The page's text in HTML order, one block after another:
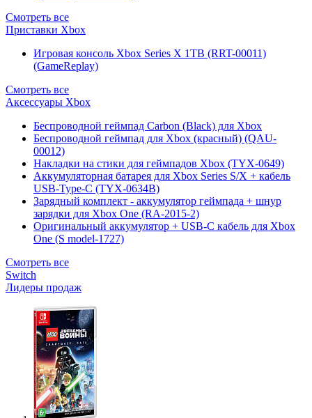
Смотреть все
Приставки Xbox
Игровая консоль Xbox Series X 1TB (RRT-00011)
(GameReplay)
Смотреть все
Аксессуары Xbox
Беспроводной геймпад Carbon (Black) для Xbox
Беспроводной геймпад для Xbox (красный) (QAU-
00012)
Накладки на стики для геймпадов Xbox (TYX-0649)
Аккумуляторная батарея для Xbox Series S/X + кабель
USB-Type-C (TYX-0634B)
Зарядный комплект - аккумулятор геймпада + шнур
зарядки для Xbox One (RA-2015-2)
Оригинальный аккумулятор + USB-C кабель для Xbox
One (S model-1727)
Смотреть все
Switch
Лидеры продаж